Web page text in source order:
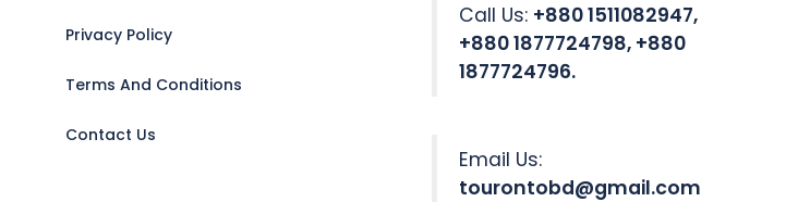
Privacy Policy
Terms And Conditions
Contact Us
Call Us: +880 1511082947,
+880 1877724798, +880
1877724796.
Email Us:
tourontobd@gmail.com